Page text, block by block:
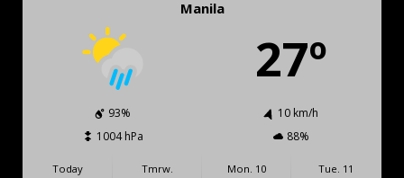
Manila
27º
93%
10 km/h
1004 hPa
88%
Today
Tmrw.
Mon. 10
Tue. 11